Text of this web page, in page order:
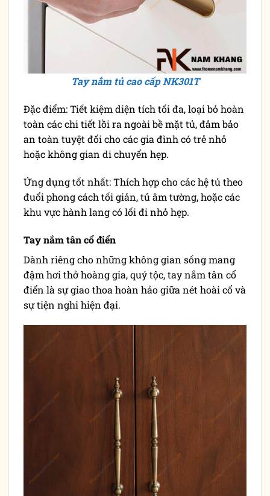
Tay nắm tủ cao cấp NK301T
Đặc điểm: Tiết kiệm diện tích tối đa, loại bỏ hoàn
toàn các chi tiết lồi ra ngoài bề mặt tủ, đảm bảo
an toàn tuyệt đối cho các gia đình có trẻ nhỏ
hoặc không gian di chuyển hẹp.
Ứng dụng tốt nhất: Thích hợp cho các hệ tủ theo
đuổi phong cách tối giản, tủ âm tường, hoặc các
khu vực hành lang có lối đi nhỏ hẹp.
Tay nắm tân cổ điển
Dành riêng cho những không gian sống mang
đậm hơi thở hoàng gia, quý tộc, tay nắm tân cổ
điển là sự giao thoa hoàn hảo giữa nét hoài cổ và
sự tiện nghi hiện đại.